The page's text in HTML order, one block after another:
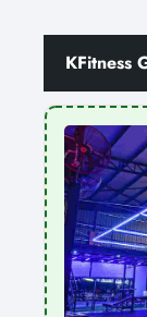
KFitness